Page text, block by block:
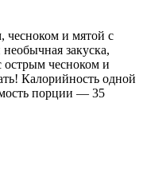
чесноком и мятой с
закуска,
острым чесноком и
Калорийность одной
порции — 35